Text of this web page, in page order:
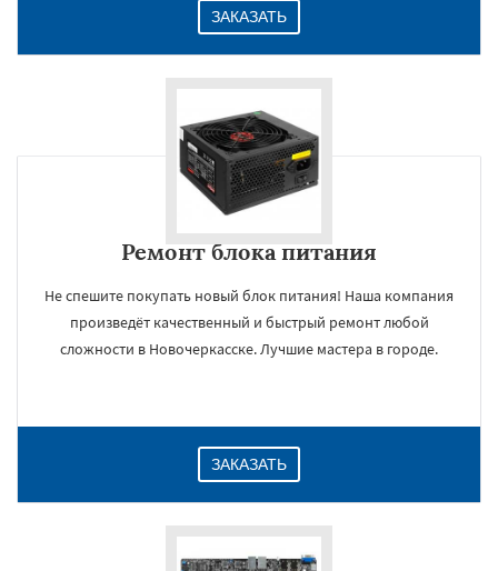
ЗАКАЗАТЬ
Ремонт блока питания
Не спешите покупать новый блок питания! Наша компания
произведёт качественный и быстрый ремонт любой
сложности в Новочеркасске. Лучшие мастера в городе.
ЗАКАЗАТЬ